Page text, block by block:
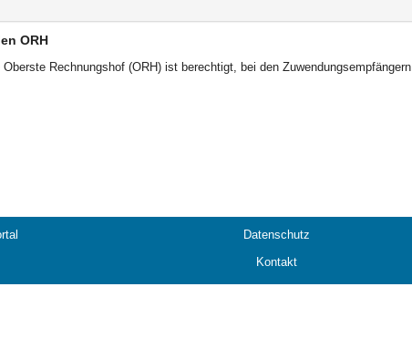
ORH
Oberste Rechnungshof (ORH) ist berechtigt, bei den
Datenschutz
Kontakt